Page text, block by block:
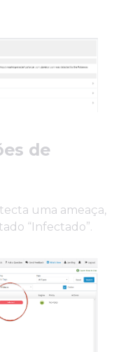
de
uma ameaça,
“Infectado”.